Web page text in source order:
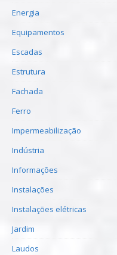
Energia
Equipamentos
Escadas
Estrutura
Fachada
Ferro
Impermeabilização
Indústria
Informações
Instalações
Instalações elétricas
Jardim
Laudos